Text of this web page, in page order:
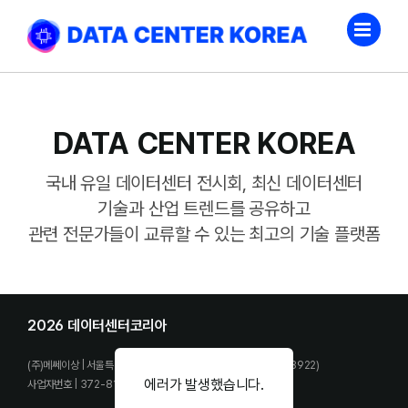
content
DATA CENTER KOREA
국내 유일 데이터센터 전시회, 최신 데이터센터
기술과 산업 트렌드를 공유하고
관련 전문가들이 교류할 수 있는 최고의 기술 플랫폼
2026 데이터센터코리아
(주)메쎄이상 | 서울특별시 마포구 월드컵북로 58길 9 ES타워 (03922)
사업자번호 | 372-81-02557 | Tel. 02-6121-6451
에러가 발생했습니다.